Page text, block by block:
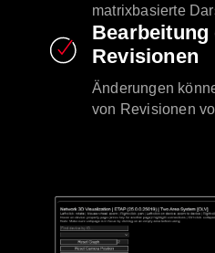
matrixbasierte
Revisionen
Änderungen
von Revisionen